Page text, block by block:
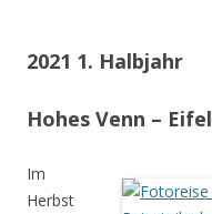
2021 1. Halbjahr
Hohes Venn – Eifel
Im
Herbst